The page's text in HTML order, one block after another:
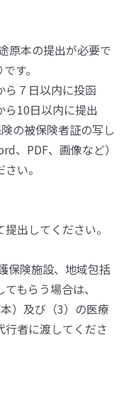
原本の提出が必要で
す。
ら７日以内に投函
ら10日以内に提出
の被保険者証の写し
、PDF、画像など）
い。
出してください。
保険施設、地域包括
もらう場合は、
）及び（3）の医療
者に渡してくださ